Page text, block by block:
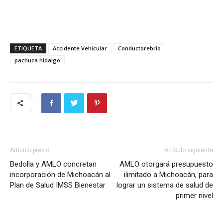
ETIQUETA Accidente Vehicular
Conductorebrio
pachuca hidalgo
Artículo previo
Bedolla y AMLO concretan
incorporación de Michoacán al
Plan de Salud IMSS Bienestar
Artículo siguiente
AMLO otorgará presupuesto
ilimitado a Michoacán, para
lograr un sistema de salud de
primer nivel